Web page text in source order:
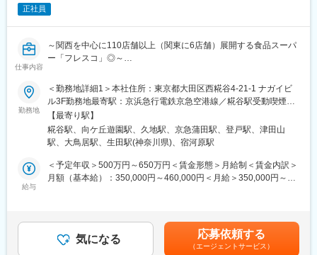
を展開しております。地域やご利用いただくお客様のニーズに合
わせて、オリジナルの店舗づくりをしています。例えば、女性視
化したディスカウント業態など、チェーン店でありながら画一的
な型に囚われず、お客様の様々なニーズに対応できるユニークな
■当社の魅力：
当社は設立6年目ですが、「フレスコ」は京都で35年の歴史をも
ち、強固な基盤があります。だからこそ、様々な挑戦ができる自
由度の高さが当社の魅力。現場に裁量を与え、商品ラインナップ
をしています。良いアイデアは成功事例として他店に共有される
ので、意欲的な人ほどやりがいを感じられるはずです。
正社員
仕事内容
～関西を中心に110店舗以上（関東に6店舗）展開する食品スーパ
ー「フレスコ」◎～
■業務内容：
現在店舗数を拡大しているスーパー事業において、複数店舗のマ
ネジメントをご担当いただきます。具体的には、担当店舗の売り
上げの管理や売り上げ増加の課題や施策の検討、スタッフの育成
等を担当いただきます。
■配属店舗について：
本部もしくは6店舗いずれかの店舗に配属となります。
本社、枡形店、久地店、長沢店、糀谷店、ダイヤ店、日本橋横山
■配属先情報：
バイト・パートを含め各店の人員体制は20～40名。各部門は3～5
名体制。
勤務地
＜勤務地詳細1＞本社住所：東京都大田区西糀谷4-21-1 ナガイビ
ル3F勤務地最寄駅：京浜急行電鉄京急空港線／糀谷駅受動喫煙対
策：屋内全面禁煙＜勤務地詳細2＞枡形店住所：神奈川県川崎市多
摩区枡形3-4-32 受動喫煙対策：屋内全面禁煙＜勤務地詳細3＞久
地店住所：神奈川県川崎市多摩区堰3-6-8 受動喫煙対策：屋内全面
【最寄り駅】
糀谷駅、向ケ丘遊園駅、久地駅、京急蒲田駅、登戸駅、津田山
駅、大鳥居駅、生田駅(神奈川県)、宿河原駅
給与
＜予定年収＞500万円～650万円＜賃金形態＞月給制＜賃金内訳＞
月額（基本給）：350,000円～460,000円＜月給＞350,000円～
気になる 応募依頼する
（エージェントサービス）